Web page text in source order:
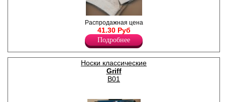
Носки мужские, однотонные.
укороченные.
Лайкра 5%
Полиамид 20%
Хлопок 75%
Распродажная цена
41.30 Руб
Подробнее
Носки классические
Griff
B01